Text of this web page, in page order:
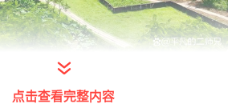
打开今日头条查看图片详情
化悠久，文化底蕴深厚，被誉
点击查看完整内容